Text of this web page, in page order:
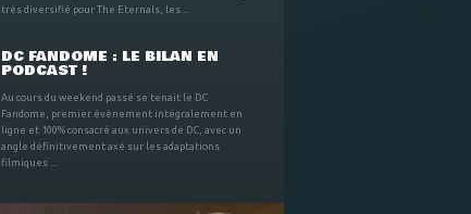
très diversifié pour The Eternals, les ...
DC FANDOME : LE BILAN EN
PODCAST !
Au cours du weekend passé se tenait le DC
Fandome, premier évènement intégralement en
ligne et 100% consacré aux univers de DC, avec un
angle définitivement axé sur les adaptations
filmiques ...